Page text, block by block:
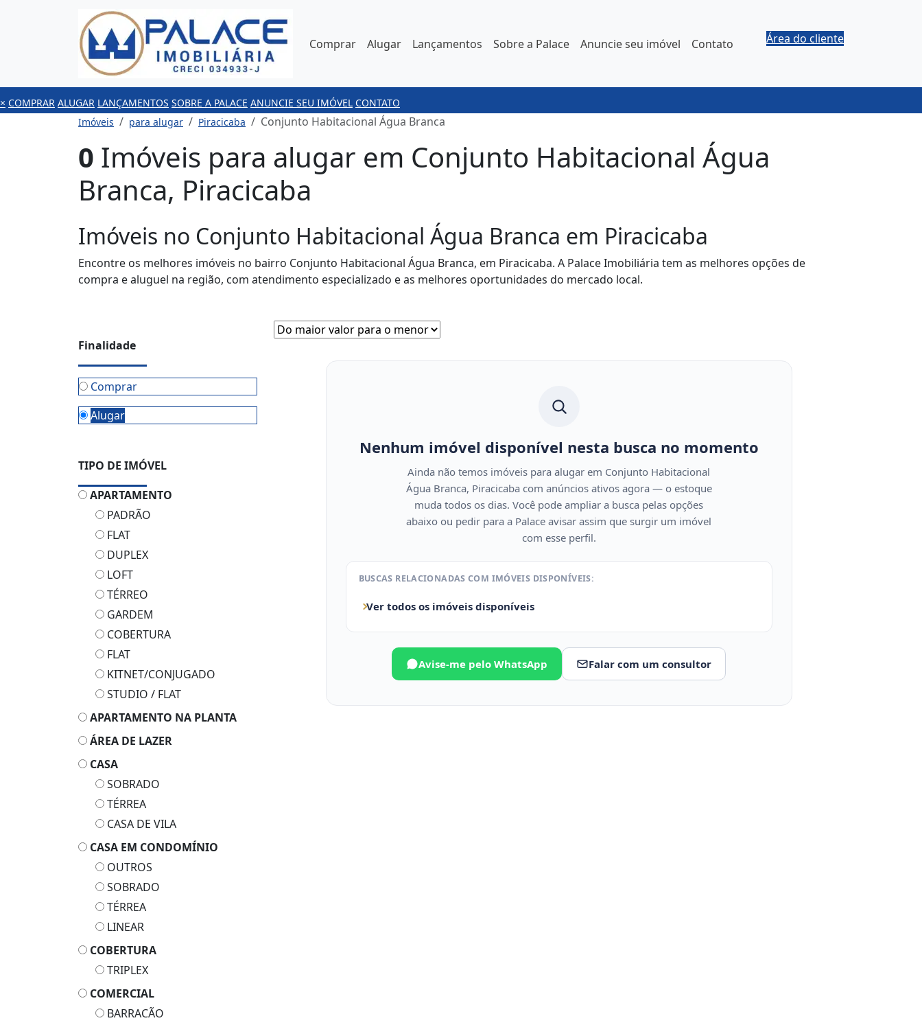
Comprar Alugar Lançamentos Sobre a Palace Anuncie seu imóvel Contato Área do cliente
× COMPRAR ALUGAR LANÇAMENTOS SOBRE A PALACE ANUNCIE SEU IMÓVEL CONTATO
Imóveis
para alugar Piracicaba Conjunto Habitacional Água Branca
0 Imóveis para alugar em Conjunto Habitacional Água
Branca, Piracicaba
Imóveis no Conjunto Habitacional Água Branca em Piracicaba
Encontre os melhores imóveis no bairro Conjunto Habitacional Água Branca, em Piracicaba. A Palace Imobiliária tem as melhores opções de
compra e aluguel na região, com atendimento especializado e as melhores oportunidades do mercado local.
Finalidade
Comprar
Alugar
TIPO DE IMÓVEL
APARTAMENTO
PADRÃO
FLAT
DUPLEX
LOFT
TÉRREO
GARDEM
COBERTURA
FLAT
KITNET/CONJUGADO
STUDIO / FLAT
APARTAMENTO NA PLANTA
ÁREA DE LAZER
CASA
SOBRADO
TÉRREA
CASA DE VILA
CASA EM CONDOMÍNIO
OUTROS
SOBRADO
TÉRREA
LINEAR
COBERTURA
TRIPLEX
COMERCIAL
BARRACÃO
Nenhum imóvel disponível nesta busca no momento
Ainda não temos imóveis para alugar em Conjunto Habitacional
Água Branca, Piracicaba com anúncios ativos agora — o estoque
muda todos os dias. Você pode ampliar a busca pelas opções
abaixo ou pedir para a Palace avisar assim que surgir um imóvel
com esse perfil.
BUSCAS RELACIONADAS COM IMÓVEIS DISPONÍVEIS:
Ver todos os imóveis disponíveis
Avise-me pelo WhatsApp Falar com um consultor